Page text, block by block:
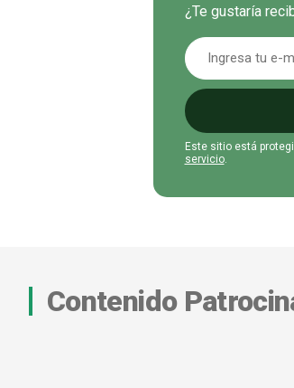
¿Te gustaría
Este sitio está
servicio.
Contenido